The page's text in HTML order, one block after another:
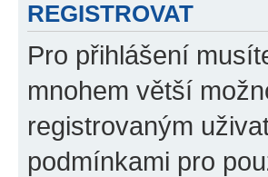
REGISTROVAT
Pro přihlášení
mnohem větší
registrovaným
podmínkami pro